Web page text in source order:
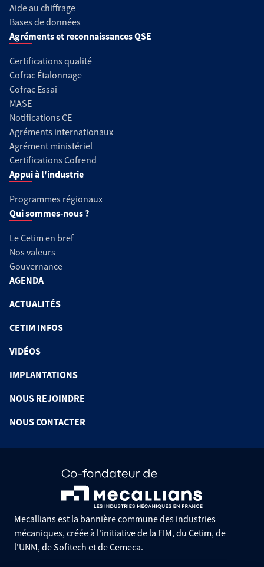
Aide au chiffrage
Bases de données
Agréments et reconnaissances QSE
Certifications qualité
Cofrac Étalonnage
Cofrac Essai
MASE
Notifications CE
Agréments internationaux
Agrément ministériel
Certifications Cofrend
Appui à l'industrie
Programmes régionaux
Qui sommes-nous ?
Le Cetim en bref
Nos valeurs
Gouvernance
AGENDA
ACTUALITÉS
CETIM INFOS
VIDÉOS
IMPLANTATIONS
NOUS REJOINDRE
NOUS CONTACTER
Mecallians est la bannière commune des industries
mécaniques, créée à l'initiative de la FIM, du Cetim, de
l'UNM, de Sofitech et de Cemeca.